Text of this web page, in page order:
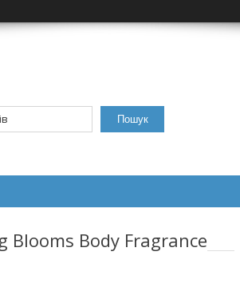
Пошук
Blooms Body Fragrance